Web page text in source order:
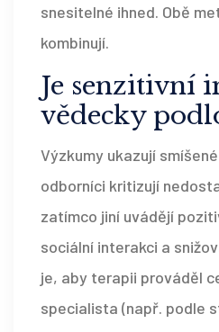
snesitelné ihned. Obě
kombinují.
Je senzitivní
vědecky
Výzkumy ukazují
odborníci kritizují
zatímco jiní uvádějí
sociální interakci a
je, aby terapii prováděl
specialista (např. podle